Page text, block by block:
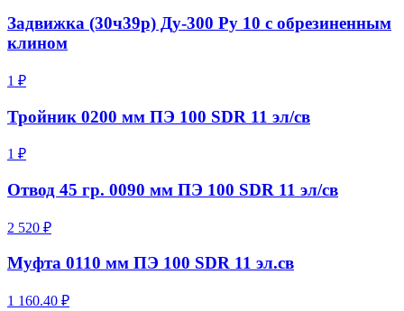
Задвижка (30ч39р) Ду-300 Ру 10 с обрезиненным
клином
1 ₽
Тройник 0200 мм ПЭ 100 SDR 11 эл/св
1 ₽
Отвод 45 гр. 0090 мм ПЭ 100 SDR 11 эл/св
2 520 ₽
Муфта 0110 мм ПЭ 100 SDR 11 эл.св
1 160.40 ₽